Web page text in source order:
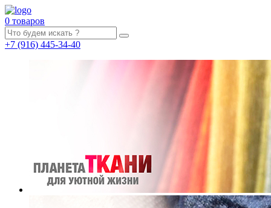
0 товаров
+7 (916) 445-34-40